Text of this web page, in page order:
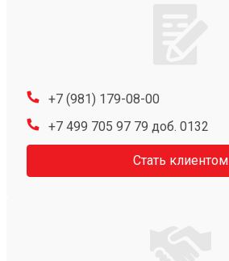
+7 (981) 179-08-00
+7 499 705 97 79 доб. 0132
Стать клиентом